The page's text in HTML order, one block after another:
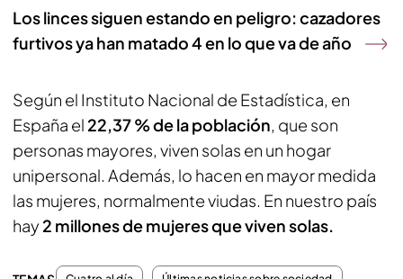
Los linces siguen estando en peligro: cazadores
furtivos ya han matado 4 en lo que va de año
Según el Instituto Nacional de Estadística, en
España el 22,37 % de la población, que son
personas mayores, viven solas en un hogar
unipersonal. Además, lo hacen en mayor medida
las mujeres, normalmente viudas. En nuestro país
hay 2 millones de mujeres que viven solas.